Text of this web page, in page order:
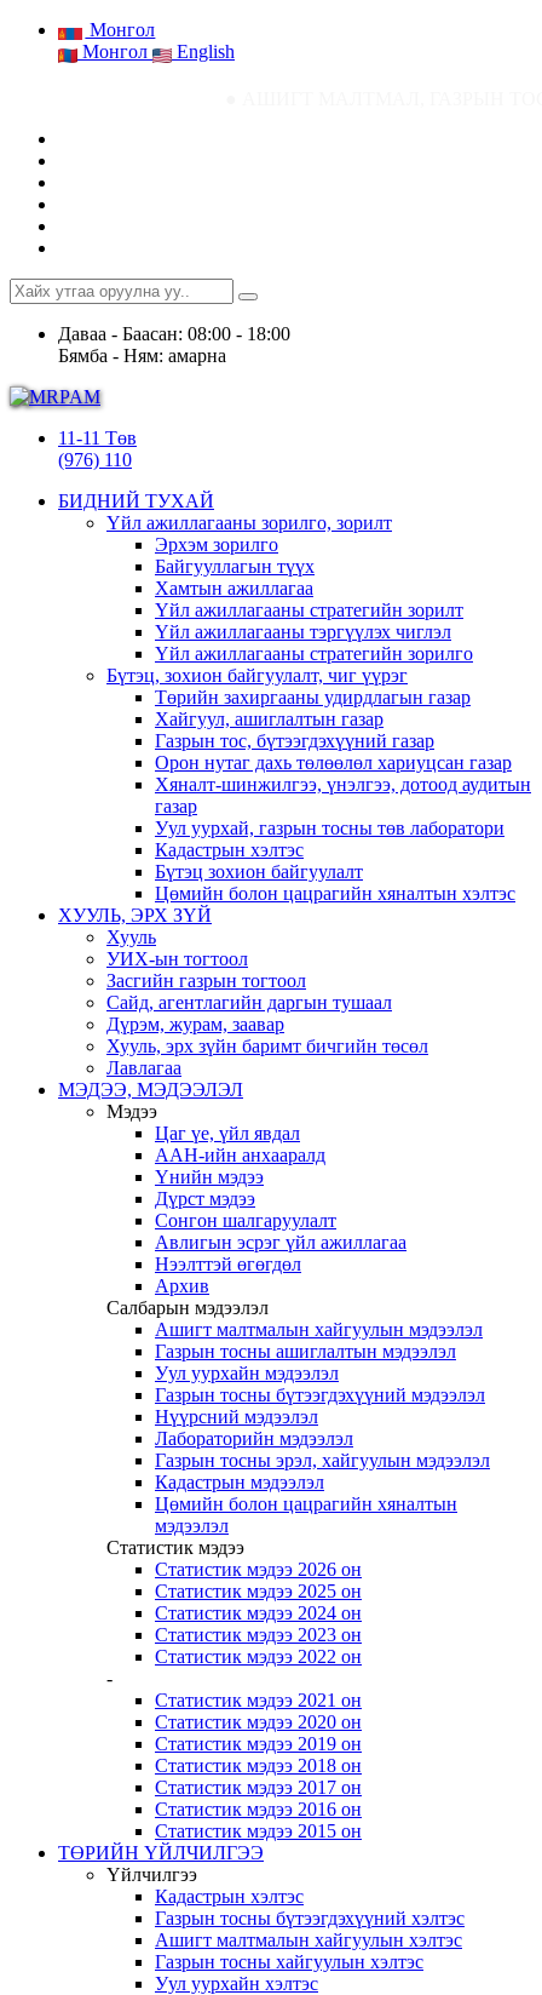
Монгол
Монгол
English
Даваа - Баасан: 08:00 - 18:00
Бямба - Ням: амарна
11-11 Төв
(976) 110
БИДНИЙ ТУХАЙ
Үйл ажиллагааны зорилго, зорилт
Эрхэм зорилго
Байгууллагын түүх
Хамтын ажиллагаа
Үйл ажиллагааны стратегийн зорилт
Үйл ажиллагааны тэргүүлэх чиглэл
Үйл ажиллагааны стратегийн зорилго
Бүтэц, зохион байгуулалт, чиг үүрэг
Төрийн захиргааны удирдлагын газар
Хайгуул, ашиглалтын газар
Газрын тос, бүтээгдэхүүний газар
Орон нутаг дахь төлөөлөл хариуцсан газар
Хяналт-шинжилгээ, үнэлгээ, дотоод аудитын
газар
Уул уурхай, газрын тосны төв лаборатори
Кадастрын хэлтэс
Бүтэц зохион байгуулалт
Цөмийн болон цацрагийн хяналтын хэлтэс
ХУУЛЬ, ЭРХ ЗҮЙ
Хууль
УИХ-ын тогтоол
Засгийн газрын тогтоол
Сайд, агентлагийн даргын тушаал
Дүрэм, журам, заавар
Хууль, эрх зүйн баримт бичгийн төсөл
Лавлагаа
МЭДЭЭ, МЭДЭЭЛЭЛ
Мэдээ
Цаг үе, үйл явдал
ААН-ийн анхааралд
Үнийн мэдээ
Дүрст мэдээ
Сонгон шалгаруулалт
Авлигын эсрэг үйл ажиллагаа
Нээлттэй өгөгдөл
Архив
Салбарын мэдээлэл
Ашигт малтмалын хайгуулын мэдээлэл
Газрын тосны ашиглалтын мэдээлэл
Уул уурхайн мэдээлэл
Газрын тосны бүтээгдэхүүний мэдээлэл
Нүүрсний мэдээлэл
Лабораторийн мэдээлэл
Газрын тосны эрэл, хайгуулын мэдээлэл
Кадастрын мэдээлэл
Цөмийн болон цацрагийн хяналтын
мэдээлэл
Статистик мэдээ
Статистик мэдээ 2026 он
Статистик мэдээ 2025 он
Статистик мэдээ 2024 он
Статистик мэдээ 2023 он
Статистик мэдээ 2022 он
-
Статистик мэдээ 2021 он
Статистик мэдээ 2020 он
Статистик мэдээ 2019 он
Статистик мэдээ 2018 он
Статистик мэдээ 2017 он
Статистик мэдээ 2016 он
Статистик мэдээ 2015 он
ТӨРИЙН ҮЙЛЧИЛГЭЭ
Үйлчилгээ
Кадастрын хэлтэс
Газрын тосны бүтээгдэхүүний хэлтэс
Ашигт малтмалын хайгуулын хэлтэс
Газрын тосны хайгуулын хэлтэс
Уул уурхайн хэлтэс